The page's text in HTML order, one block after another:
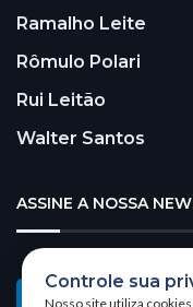
Ramalho Leite
Rômulo Polari
Rui Leitão
Walter Santos
ASSINE A NOSSA
Controle sua
Nosso site utiliza cookies